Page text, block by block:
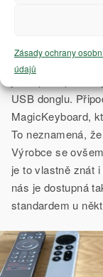
Zásady ochrany
údajů
pořád jde dle
Satechi Slim X1
USB donglu.
MagicKeyboard,
To neznamená,
Výrobce se
je to vlastně znát
nás je dostupná
standardem u